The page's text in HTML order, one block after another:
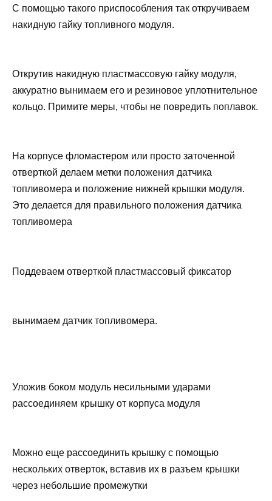
С помощью такого приспособления так откручиваем
накидную гайку топливного модуля.
Открутив накидную пластмассовую гайку модуля,
аккуратно вынимаем его и резиновое уплотнительное
кольцо. Примите меры, чтобы не повредить поплавок.
На корпусе фломастером или просто заточенной
отверткой делаем метки положения датчика
топливомера и положение нижней крышки модуля.
Это делается для правильного положения датчика
топливомера
Поддеваем отверткой пластмассовый фиксатор
вынимаем датчик топливомера.
Уложив боком модуль несильными ударами
рассоединяем крышку от корпуса модуля
Можно еще рассоединить крышку с помощью
нескольких отверток, вставив их в разъем крышки
через небольшие промежутки